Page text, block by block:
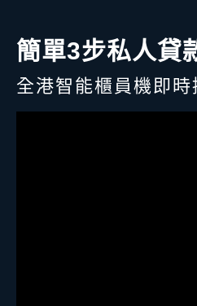
簡單3步私人貸
全港智能櫃員機即